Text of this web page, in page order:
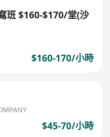
班 $160-$170/堂(沙
$160-170/小時
$45-70/小時